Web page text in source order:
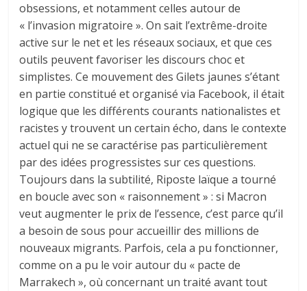
obsessions, et notamment celles autour de
« l’invasion migratoire ». On sait l’extrême-droite
active sur le net et les réseaux sociaux, et que ces
outils peuvent favoriser les discours choc et
simplistes. Ce mouvement des Gilets jaunes s’étant
en partie constitué et organisé via Facebook, il était
logique que les différents courants nationalistes et
racistes y trouvent un certain écho, dans le contexte
actuel qui ne se caractérise pas particulièrement
par des idées progressistes sur ces questions.
Toujours dans la subtilité, Riposte laïque a tourné
en boucle avec son « raisonnement » : si Macron
veut augmenter le prix de l’essence, c’est parce qu’il
a besoin de sous pour accueillir des millions de
nouveaux migrants. Parfois, cela a pu fonctionner,
comme on a pu le voir autour du « pacte de
Marrakech », où concernant un traité avant tout